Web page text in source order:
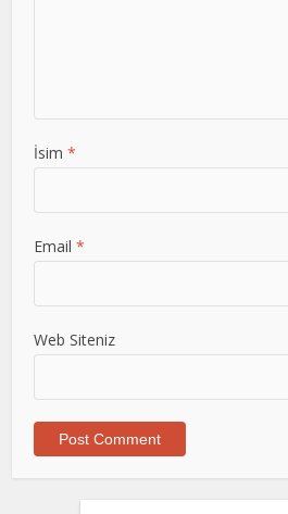
İsim *
Email *
Web Siteniz